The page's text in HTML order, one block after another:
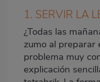
1. SERVIR LA
¿Todas las
zumo al preparar
problema muy
explicación